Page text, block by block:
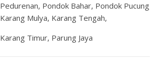
Pedurenan, Pondok Bahar, Pondok Pucung,
Karang Mulya, Karang Tengah,
Karang Timur, Parung Jaya